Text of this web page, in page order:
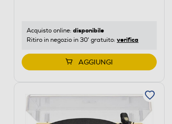
Acquisto online: disponibile
Ritiro in negozio in 30' gratuito: verifica
AGGIUNGI